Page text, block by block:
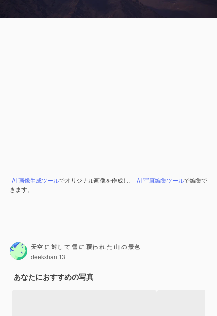
AI 画像生成ツールでオリジナル画像を作成し、 AI 写真編集ツールで編集で
きます。
天空 に 対し て 雪 に 覆わ れ た 山 の 景色
deekshant13
あなたにおすすめの写真